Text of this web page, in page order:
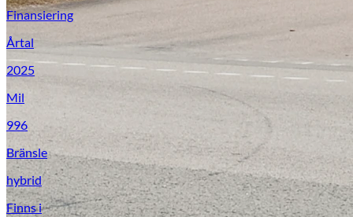
Finansiering
Årtal
2025
Mil
996
Bränsle
hybrid
Finns i